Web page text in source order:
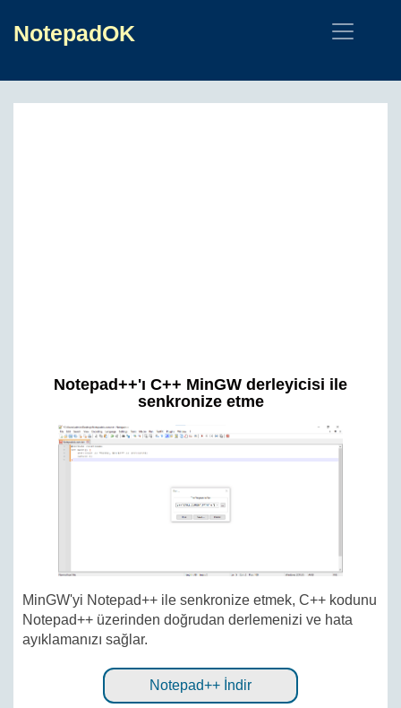
NotepadOK
Notepad++'ı C++ MinGW derleyicisi ile
senkronize etme
MinGW'yi Notepad++ ile senkronize etmek, C++ kodunu
Notepad++ üzerinden doğrudan derlemenizi ve hata
ayıklamanızı sağlar.
Notepad++ İndir